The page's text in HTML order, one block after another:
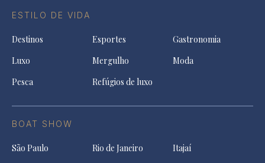
ESTILO DE VIDA
Destinos Esportes
Gastronomia
Luxo
Mergulho
Moda
Pesca
Refúgios de luxo
BOAT SHOW
São Paulo Rio de Janeiro
Itajaí